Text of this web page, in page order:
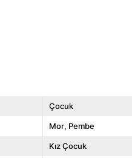
Çocuk
Mor Pembe
Kız Çocuk